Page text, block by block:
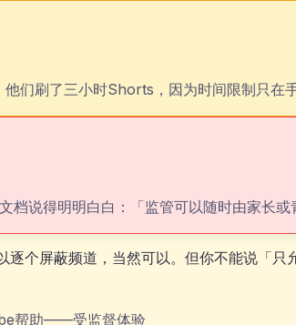
们刷了三小时Shorts，因为时间限制只在
说得明明白白：「监管可以随时由家长或
个屏蔽频道，当然可以。但你不能说「只
帮助——受监督体验